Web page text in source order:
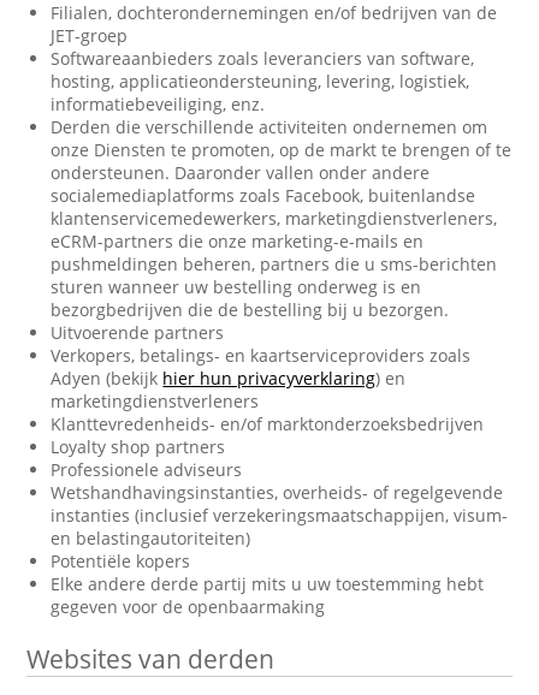
Filialen, dochterondernemingen en/of bedrijven van de
JET-groep
Softwareaanbieders zoals leveranciers van software,
hosting, applicatieondersteuning, levering, logistiek,
informatiebeveiliging, enz.
Derden die verschillende activiteiten ondernemen om
onze Diensten te promoten, op de markt te brengen of te
ondersteunen. Daaronder vallen onder andere
socialemediaplatforms zoals Facebook, buitenlandse
klantenservicemedewerkers, marketingdienstverleners,
eCRM-partners die onze marketing-e-mails en
pushmeldingen beheren, partners die u sms-berichten
sturen wanneer uw bestelling onderweg is en
bezorgbedrijven die de bestelling bij u bezorgen.
Uitvoerende partners
Verkopers, betalings- en kaartserviceproviders zoals
Adyen (bekijk hier hun privacyverklaring) en
marketingdienstverleners
Klanttevredenheids- en/of marktonderzoeksbedrijven
Loyalty shop partners
Professionele adviseurs
Wetshandhavingsinstanties, overheids- of regelgevende
instanties (inclusief verzekeringsmaatschappijen, visum-
en belastingautoriteiten)
Potentiële kopers
Elke andere derde partij mits u uw toestemming hebt
gegeven voor de openbaarmaking
Websites van derden